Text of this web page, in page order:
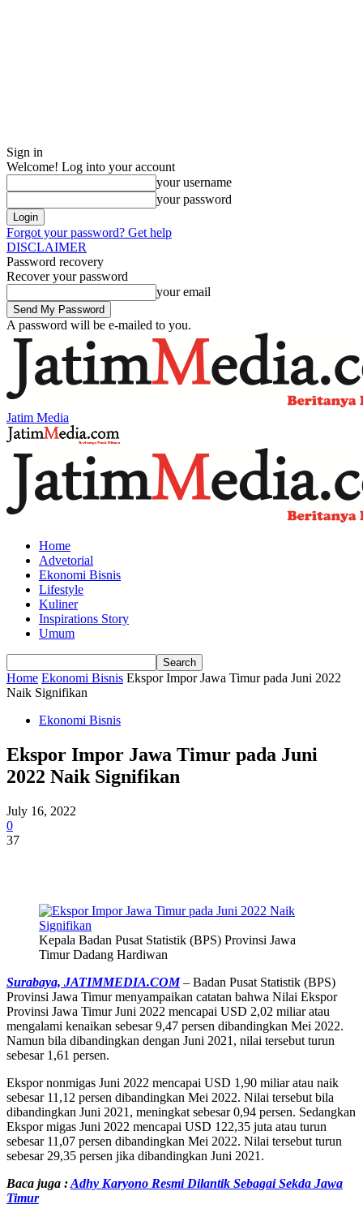
Sign in
Welcome! Log into your account
your username
your password
Forgot your password? Get help
DISCLAIMER
Password recovery
Recover your password
your email
A password will be e-mailed to you.
Jatim Media
Home
Advetorial
Ekonomi Bisnis
Lifestyle
Kuliner
Inspirations Story
Umum
Home Ekonomi Bisnis Ekspor Impor Jawa Timur pada Juni 2022
Naik Signifikan
Ekonomi Bisnis
Ekspor Impor Jawa Timur pada Juni
2022 Naik Signifikan
July 16, 2022
0
37
Kepala Badan Pusat Statistik (BPS) Provinsi Jawa
Timur Dadang Hardiwan
Surabaya, JATIMMEDIA.COM– Badan Pusat Statistik (BPS)
Provinsi Jawa Timur menyampaikan catatan bahwa Nilai Ekspor
Provinsi Jawa Timur Juni 2022 mencapai USD 2,02 miliar atau
mengalami kenaikan sebesar 9,47 persen dibandingkan Mei 2022.
Namun bila dibandingkan dengan Juni 2021, nilai tersebut turun
sebesar 1,61 persen.
Ekspor nonmigas Juni 2022 mencapai USD 1,90 miliar atau naik
sebesar 11,12 persen dibandingkan Mei 2022. Nilai tersebut bila
dibandingkan Juni 2021, meningkat sebesar 0,94 persen. Sedangkan
Ekspor migas Juni 2022 mencapai USD 122,35 juta atau turun
sebesar 11,07 persen dibandingkan Mei 2022. Nilai tersebut turun
sebesar 29,35 persen jika dibandingkan Juni 2021.
Baca juga :Adhy Karyono Resmi Dilantik Sebagai Sekda Jawa
Timur